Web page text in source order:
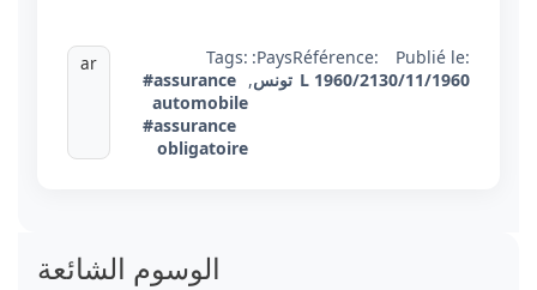
Publié le:
30/11/1960
Référence:
L 1960/21
Pays:
تونس,
Tags:
#assurance
automobile
#assurance
obligatoire
ar
الوسوم الشائعة